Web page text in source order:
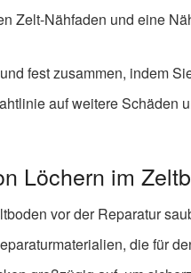
Zelt-Nähfaden und eine
fest zusammen, indem
auf weitere Schäden
Löchern im
vor der Reparatur
die für